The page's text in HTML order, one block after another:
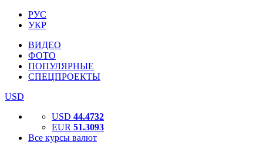
РУС
УКР
ВИДЕО
ФОТО
ПОПУЛЯРНЫЕ
СПЕЦПРОЕКТЫ
USD
USD 44.4732
EUR 51.3093
Все курсы валют